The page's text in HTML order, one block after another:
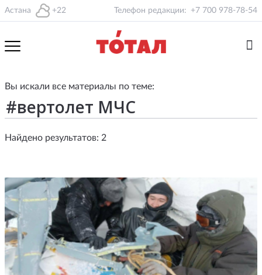
Астана +22 Телефон редакции: +7 700 978-78-54
Вы искали все материалы по теме:
Найдено результатов: 2